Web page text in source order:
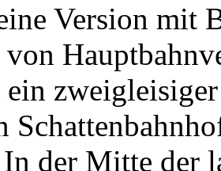
Version mit
der Mitte der